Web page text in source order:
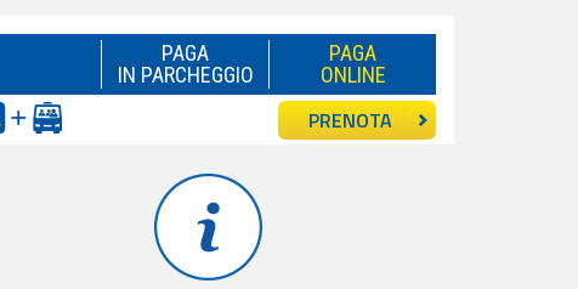
PAGA
ONLINE
PAGA
IN PARCHEGGIO
PRENOTA